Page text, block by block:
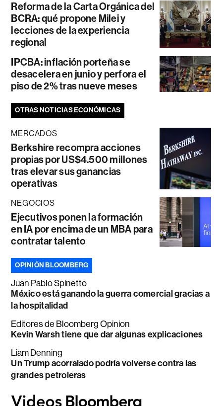
Reforma de la Carta Orgánica del
BCRA: qué propone Milei y
lecciones de la experiencia
regional
IPCBA: inflación porteña se
desacelera en junio y perfora el
piso de 2% tras nueve meses
OTRAS NOTICIAS ECONÓMICAS
MERCADOS
Berkshire recompra acciones
propias por US$4.500 millones
tras elevar sus ganancias
operativas
NEGOCIOS
Ejecutivos ponen la formación
en IA por encima de un MBA para
contratar talento
OPINIÓN BLOOMBERG
Juan Pablo Spinetto
México está ganando la guerra comercial gracias a
la hospitalidad
Editores de Bloomberg Opinion
Kevin Warsh tiene que dar algunas explicaciones
Liam Denning
Un Trump acorralado podría volverse contra las
grandes petroleras